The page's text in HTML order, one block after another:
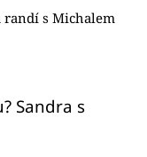
randí s Michalem
Sandra s